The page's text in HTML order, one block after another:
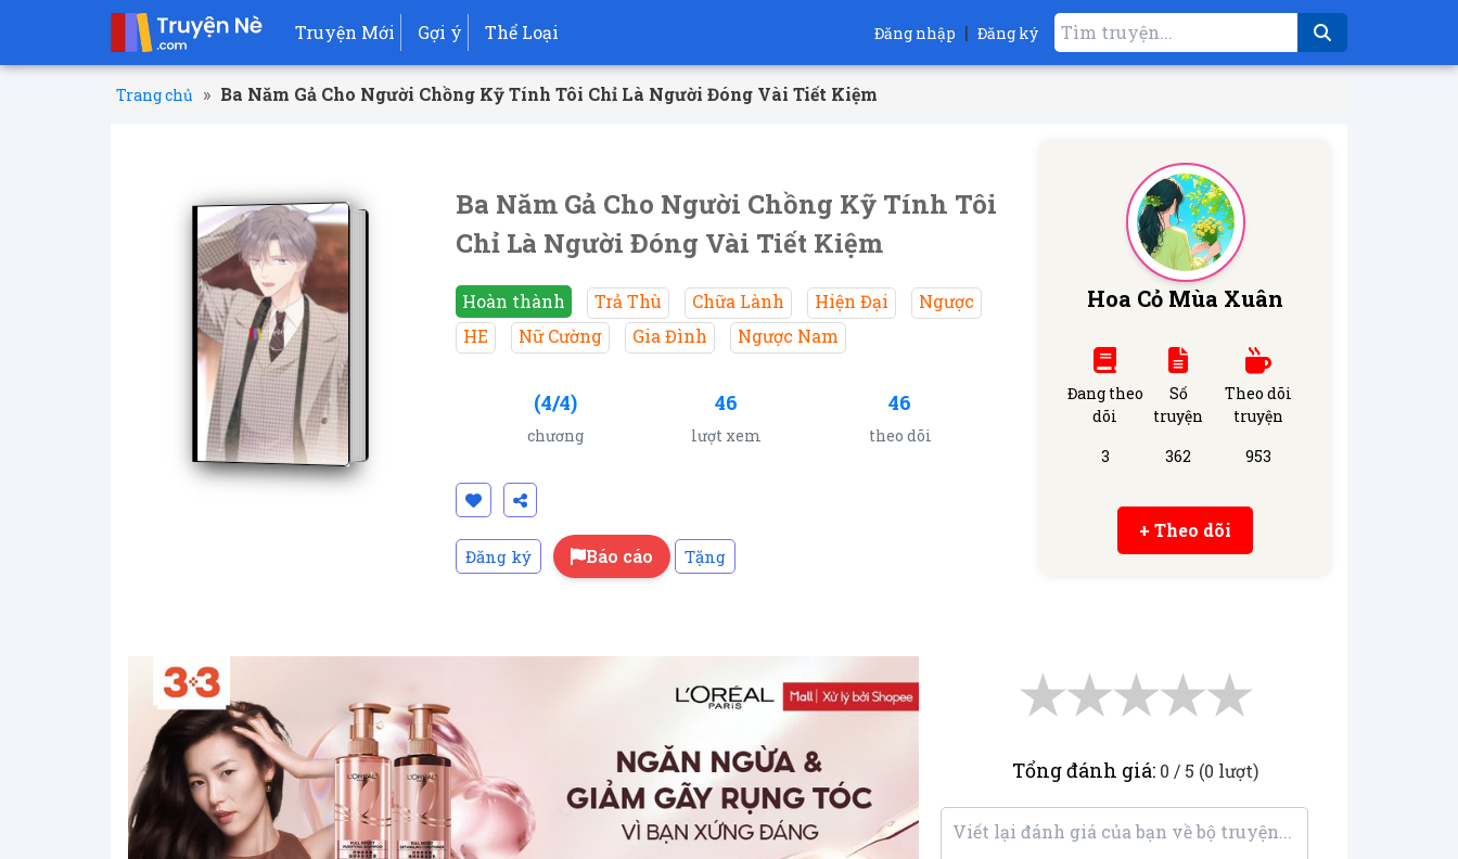
Truyện Mới Gợi ý Thể Loại Đăng nhập | Đăng ký
Trang chủ » Ba Năm Gả Cho Người Chồng Kỹ Tính Tôi Chỉ Là Người Đóng Vài Tiết Kiệm
Ba Năm Gả Cho Người Chồng Kỹ Tính Tôi
Chỉ Là Người Đóng Vài Tiết Kiệm
Hoàn thành Trả Thù Chữa Lành Hiện Đại
Ngược
HE
Nữ Cường Gia Đình Ngược Nam
(4/4)
chương
46
lượt xem
46
theo dõi
Đăng ký Báo cáo Tặng
Hoa Cỏ Mùa Xuân
Đang theo
dõi
3
Số
truyện
362
Theo dõi
truyện
953
+ Theo dõi
★
★
★
★
★
Tổng đánh giá: 0 / 5 (0 lượt)